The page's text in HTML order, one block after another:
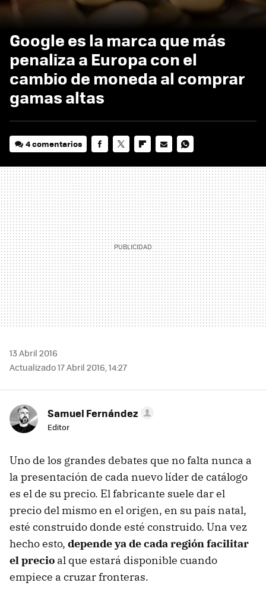
Google es la marca que más
penaliza a Europa con el
cambio de moneda al comprar
gamas altas
4 comentarios
MAIL
13 Abril 2016
Actualizado 17 Abril 2016, 14:27
Samuel Fernández
Editor
Uno de los grandes debates que no falta nunca a
la presentación de cada nuevo líder de catálogo
es el de su precio. El fabricante suele dar el
precio del mismo en el origen, en su país natal,
esté construido donde esté construido. Una vez
hecho esto, depende ya de cada región facilitar
el precio al que estará disponible cuando
empiece a cruzar fronteras.